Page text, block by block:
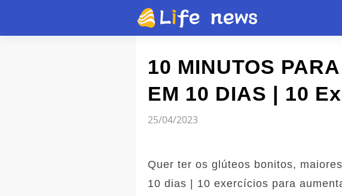
10 MINUTOS
EM 10 DIAS | 10
25/04/2023
Quer ter os glúteos bonitos,
10 dias | 10 exercícios para
Vídeos
Flash news